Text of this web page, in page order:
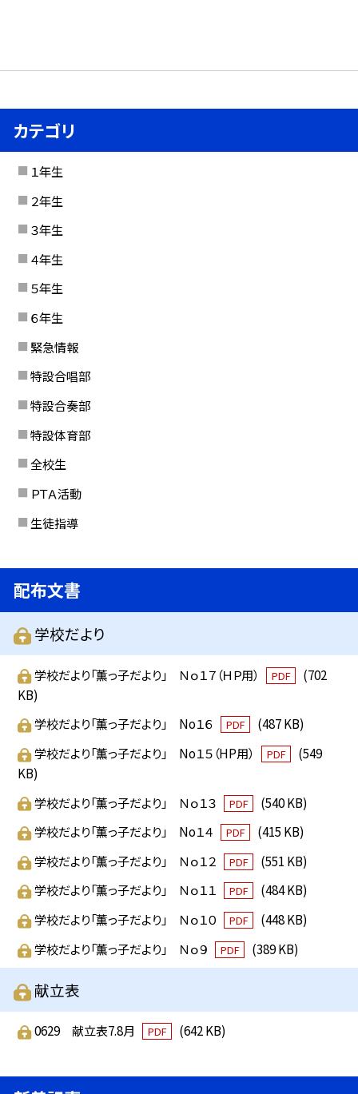
カテゴリ
１年生
２年生
３年生
４年生
５年生
６年生
緊急情報
特設合唱部
特設合奏部
特設体育部
全校生
ＰＴＡ活動
生徒指導
配布文書
学校だより
学校だより「薫っ子だより」 Ｎｏ１７（ＨＰ用） PDF
(702
KB)
学校だより「薫っ子だより」 No１６
PDF
(487 KB)
学校だより「薫っ子だより」 No１５（HP用）
PDF
(549
KB)
学校だより「薫っ子だより」 Ｎｏ１３
PDF
(540 KB)
学校だより「薫っ子だより」 No１４
PDF
(415 KB)
学校だより「薫っ子だより」 Ｎｏ１２
PDF
(551 KB)
学校だより「薫っ子だより」 Ｎｏ１１
PDF
(484 KB)
学校だより「薫っ子だより」 Ｎｏ１０
PDF
(448 KB)
学校だより「薫っ子だより」 Ｎｏ９
PDF (389 KB)
献立表
0629 献立表7.8月 PDF (642 KB)